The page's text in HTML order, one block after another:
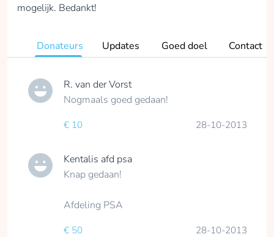
mogelijk. Bedankt!
Donateurs Updates Goed doel Contact
R. van der Vorst
Nogmaals goed gedaan!
€ 10 28-10-2013
Kentalis afd psa
Knap gedaan!
Afdeling PSA
€ 50 28-10-2013